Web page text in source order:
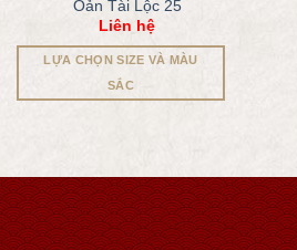
Oản Tài Lộc 25
Liên hệ
LỰA CHỌN SIZE VÀ MÀU
SẮC